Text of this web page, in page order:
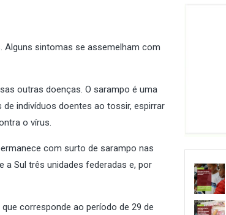
Alguns sintomas se assemelham com
outras doenças. O sarampo é uma
indivíduos doentes ao tossir, espirrar
o vírus.
com surto de sarampo nas
Sul três unidades federadas e, por
corresponde ao período de 29 de